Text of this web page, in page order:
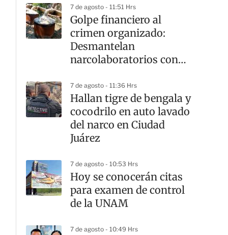
7 de agosto - 11:51 Hrs
Golpe financiero al
crimen organizado:
Desmantelan
narcolaboratorios con
mdp
7 de agosto - 11:36 Hrs
Hallan tigre de bengala y
cocodrilo en auto lavado
del narco en Ciudad
Juárez
7 de agosto - 10:53 Hrs
Hoy se conocerán citas
para examen de control
de la UNAM
7 de agosto - 10:49 Hrs